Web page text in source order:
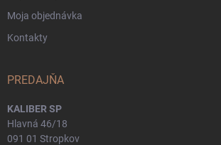
Moja objednávka
Kontakty
PREDAJŇA
KALIBER SP
Hlavná 46/18
091 01 Stropkov